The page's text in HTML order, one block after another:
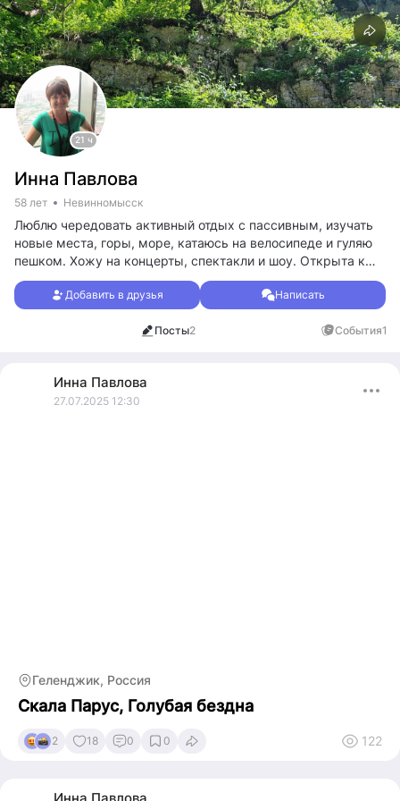
21 ч
Инна Павлова
58 лет Невинномысск
Люблю чередовать активный отдых с пассивным, изучать
новые места, горы, море, катаюсь на велосипеде и гуляю
пешком. Хожу на концерты, спектакли и шоу. Открыта к
общению, могу составить компанию в поездке или походе.
Характер в меру нордический))) Ценю в людях чувство
юмора 😁
Добавить в друзья Написать
Посты2 События1
Инна Павлова
27.07.2025 12:30
Геленджик, Россия
Скала Парус, Голубая бездна
2 18 0 0 122